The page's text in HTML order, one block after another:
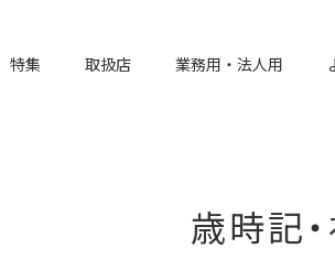
特集 取扱店 業務用・法人用
歳時記